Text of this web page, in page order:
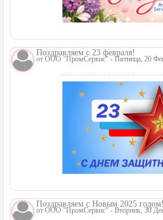
Поздравляем с 23 февраля!
от ООО "ПромСервис" - Пятница, 20
Поздравляем с Новым 2025 годом!
от ООО "ПромСервис" - Вторник, 30